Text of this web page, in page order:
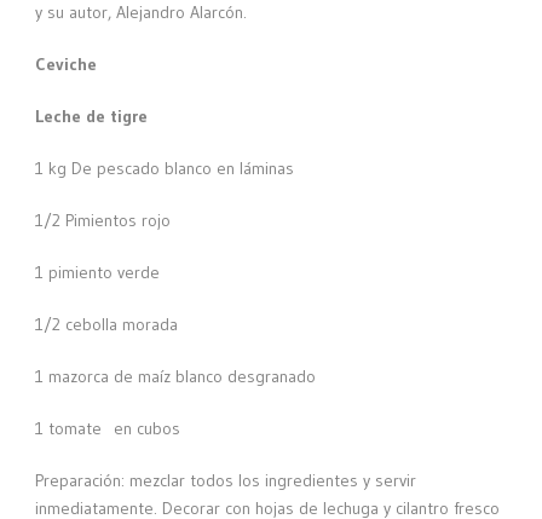
y su autor, Alejandro Alarcón.
Ceviche
Leche de tigre
1 kg De pescado blanco en láminas
1/2 Pimientos rojo
1 pimiento verde
1/2 cebolla morada
1 mazorca de maíz blanco desgranado
1 tomate en cubos
Preparación: mezclar todos los ingredientes y servir
inmediatamente. Decorar con hojas de lechuga y cilantro fresco